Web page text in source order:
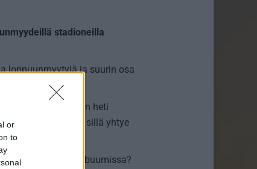
or
to
stadioneilla
loppuunmyytyjä ja suurin osa
Nämä kaikki myytiin heti
on hyytymässä, sillä yhtye
kulkee mukana buumissa?